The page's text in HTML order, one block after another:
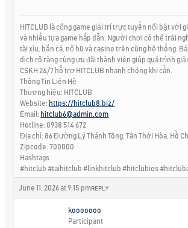
HITCLUB là cổng game giải trí trực tuyến nổi bật với
và nhiều tựa game hấp dẫn. Người chơi có thể trải
tài xỉu, bắn cá, nổ hũ và casino trên cùng hệ thống.
dịch rõ ràng cùng ưu đãi thành viên giúp quá trình
CSKH 24/7 hỗ trợ HITCLUB nhanh chóng khi cần.
Thông Tin Liên Hệ
Thương hiệu: HITCLUB
Website: https://hitclub8.biz/
Email: hitclub6@admin.com
Hotline: 0938 514 672
Địa chỉ: 86 Đường Lý Thánh Tông, Tân Thới Hòa, Hồ
Zipcode: 700000
Hashtags
#hitclub #taihitclub #linkhitclub #hitclubios
June 11, 2026 at 9:15 pm REPLY
kooooooo
Participant